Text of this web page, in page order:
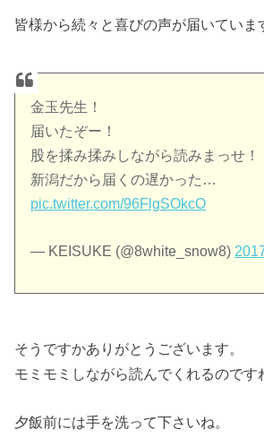
皆様から続々と喜びの声が届いていま
金玉先生！
届いたぞー！
股を揉み揉みしながら読みまっせ！
新潟だから届くの遅かった…
pic.twitter.com/96FlgSOkcO
— KEISUKE (@8white_snow8)
そうですかありがとうございます。
モミモミしながら読んでくれるのです
夕飯前には手を洗って下さいね。